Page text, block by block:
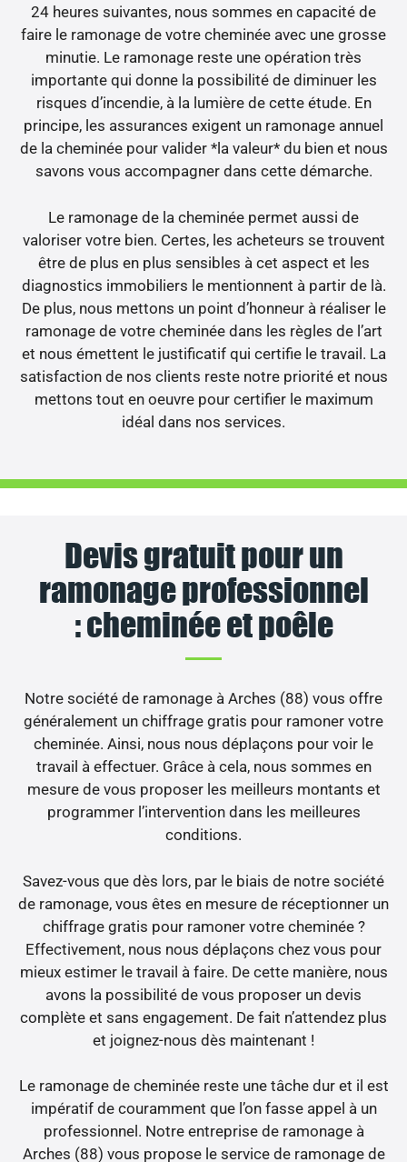
24 heures suivantes, nous sommes en capacité de
faire le ramonage de votre cheminée avec une grosse
minutie. Le ramonage reste une opération très
importante qui donne la possibilité de diminuer les
risques d’incendie, à la lumière de cette étude. En
principe, les assurances exigent un ramonage annuel
de la cheminée pour valider *la valeur* du bien et nous
savons vous accompagner dans cette démarche.
Le ramonage de la cheminée permet aussi de
valoriser votre bien. Certes, les acheteurs se trouvent
être de plus en plus sensibles à cet aspect et les
diagnostics immobiliers le mentionnent à partir de là.
De plus, nous mettons un point d’honneur à réaliser le
ramonage de votre cheminée dans les règles de l’art
et nous émettent le justificatif qui certifie le travail. La
satisfaction de nos clients reste notre priorité et nous
mettons tout en oeuvre pour certifier le maximum
idéal dans nos services.
Devis gratuit pour un
ramonage professionnel
: cheminée et poêle
Notre société de ramonage à Arches (88) vous offre
généralement un chiffrage gratis pour ramoner votre
cheminée. Ainsi, nous nous déplaçons pour voir le
travail à effectuer. Grâce à cela, nous sommes en
mesure de vous proposer les meilleurs montants et
programmer l’intervention dans les meilleures
conditions.
Savez-vous que dès lors, par le biais de notre société
de ramonage, vous êtes en mesure de réceptionner un
chiffrage gratis pour ramoner votre cheminée ?
Effectivement, nous nous déplaçons chez vous pour
mieux estimer le travail à faire. De cette manière, nous
avons la possibilité de vous proposer un devis
complète et sans engagement. De fait n’attendez plus
et joignez-nous dès maintenant !
Le ramonage de cheminée reste une tâche dur et il est
impératif de couramment que l’on fasse appel à un
professionnel. Notre entreprise de ramonage à
Arches (88) vous propose le service de ramonage de